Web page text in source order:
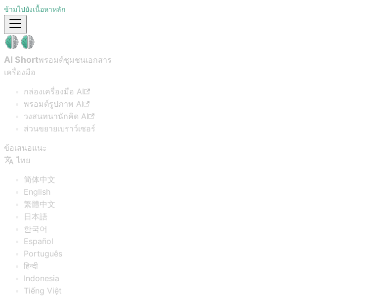
ข้ามไปยังเนื้อหาหลัก
AI Shortพรอมต์ชุมชนเอกสาร
เครื่องมือ
กล่องเครื่องมือ AI
พรอมต์รูปภาพ AI
วงสนทนานักคิด AI
ส่วนขยายเบราว์เซอร์
ข้อเสนอแนะ
ไทย
简体中文
English
繁體中文
日本語
한국어
Español
Português
हिन्दी
Indonesia
Tiếng Việt